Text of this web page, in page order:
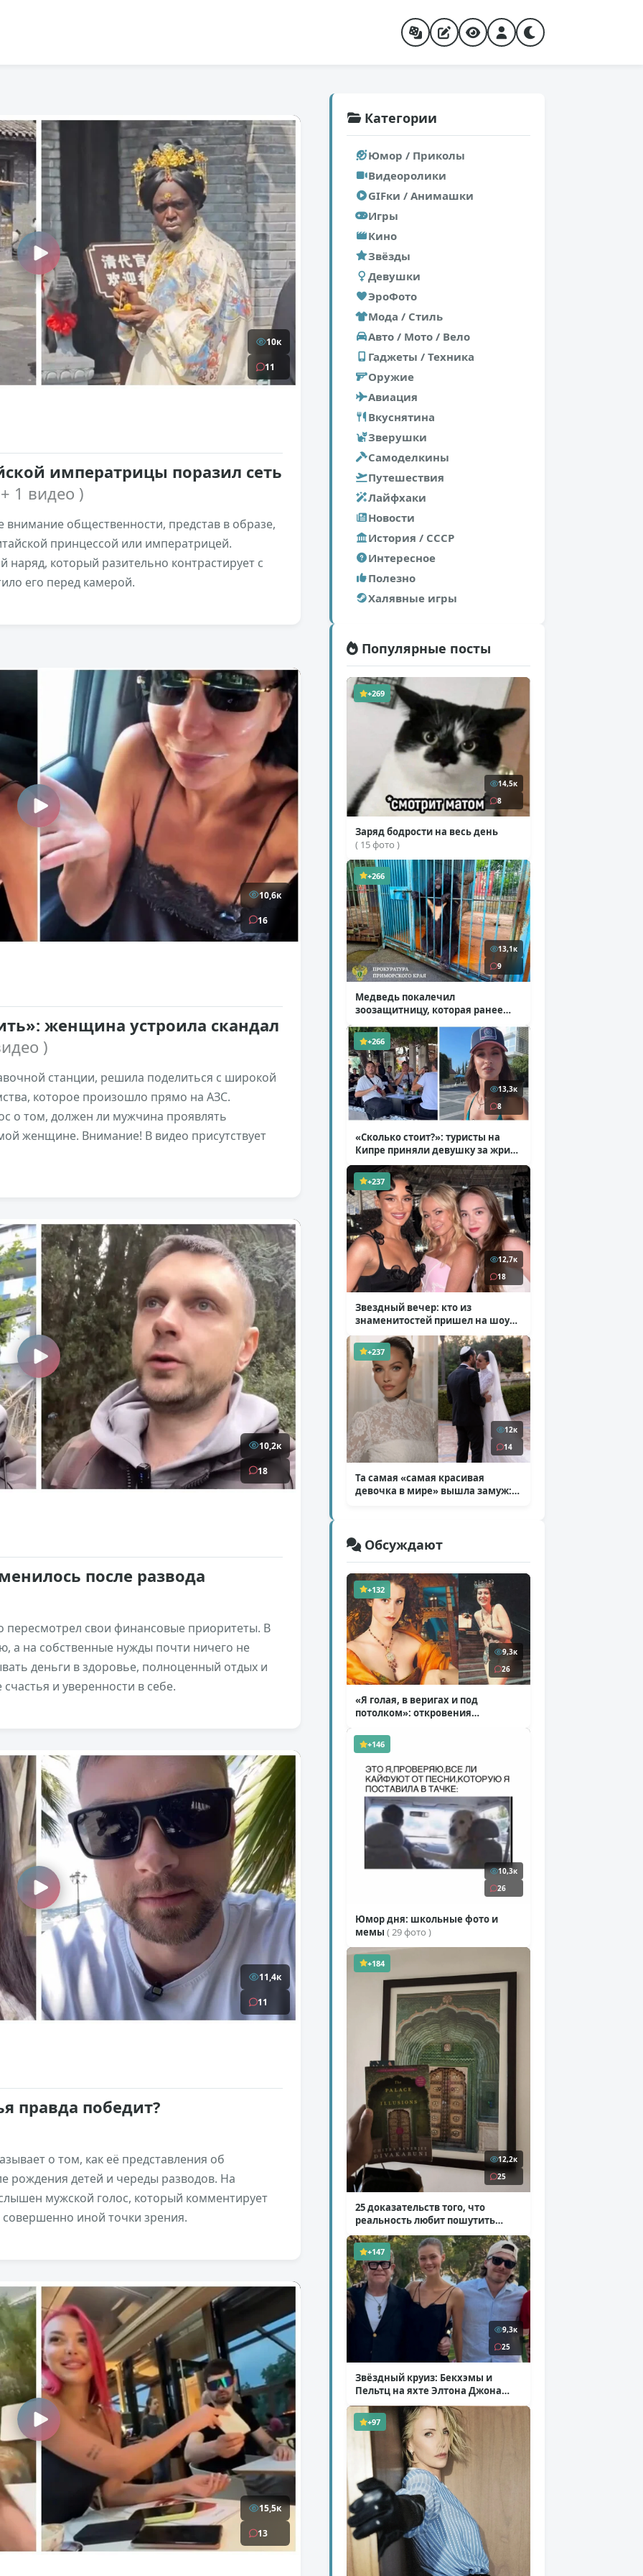
10к
11
императрицы поразил сеть
1 видео )
общественности, представ в образе,
принцессой или императрицей.
который разительно контрастирует с
его перед камерой.
10,6к
16
женщина устроила скандал
)
станции, решила поделиться с широкой
которое произошло прямо на АЗС.
о том, должен ли мужчина проявлять
женщине. Внимание! В видео присутствует
10,2к
18
после развода
пересмотрел свои финансовые приоритеты. В
а на собственные нужды почти ничего не
деньги в здоровье, полноценный отдых и
и уверенности в себе.
11,4к
11
правда победит?
о том, как её представления об
рождения детей и череды разводов. На
мужской голос, который комментирует
иной точки зрения.
15,5к
13
Категории
Юмор / Приколы
Видеоролики
GIFки / Анимашки
Игры
Кино
Звёзды
Девушки
ЭроФото
Мода / Стиль
Авто / Мото / Вело
Гаджеты / Техника
Оружие
Авиация
Вкуснятина
Зверушки
Самоделкины
Путешествия
Лайфхаки
Новости
История / СССР
Интересное
Полезно
Халявные игры
Популярные посты
+269
14,5к
8
Заряд бодрости на весь день
( 15 фото )
+266
13,1к
9
Медведь покалечил
зоозащитницу, которая ранее
+266
13,3к
8
«Сколько стоит?»: туристы на
Кипре приняли девушку за жрицу
любви( 1 фото + 1 видео )
+237
12,7к
18
Звездный вечер: кто из
знаменитостей пришел на шоу
Билана( 6 фото )
+237
12к
14
Та самая «самая красивая
девочка в мире» вышла замуж:
Обсуждают
+132
9,3к
26
«Я голая, в веригах и под
потолком»: откровения
( 11 фото )
+146
10,3к
26
Юмор дня: школьные фото и
мемы ( 29 фото )
+184
12,2к
25
25 доказательств того, что
реальность любит пошутить
( 25 фото )
+147
9,3к
25
Звёздный круиз: Бекхэмы и
Пельтц на яхте Элтона Джона
( 12 фото )
+97